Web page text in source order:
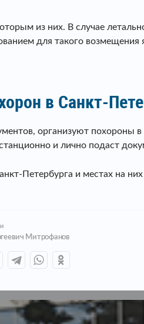
из них. В случае
для такого
в Санкт-
организуют похороны в
и лично подаст
Петербурга и местах на
Митрофанов